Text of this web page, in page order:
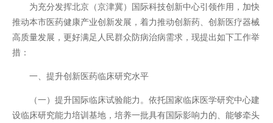
为充分发挥北京（京津冀）国际科技创新中心引领作用，加快
推动本市医药健康产业创新发展，着力推动创新药、创新医疗器械
高质量发展，更好满足人民群众防病治病需求，现提出如下工作举
措：
一、提升创新医药临床研究水平
（一）提升国际临床试验能力。依托国家临床医学研究中心建
设临床研究能力培训基地，培养一批具有国际影响力的、能够牵头